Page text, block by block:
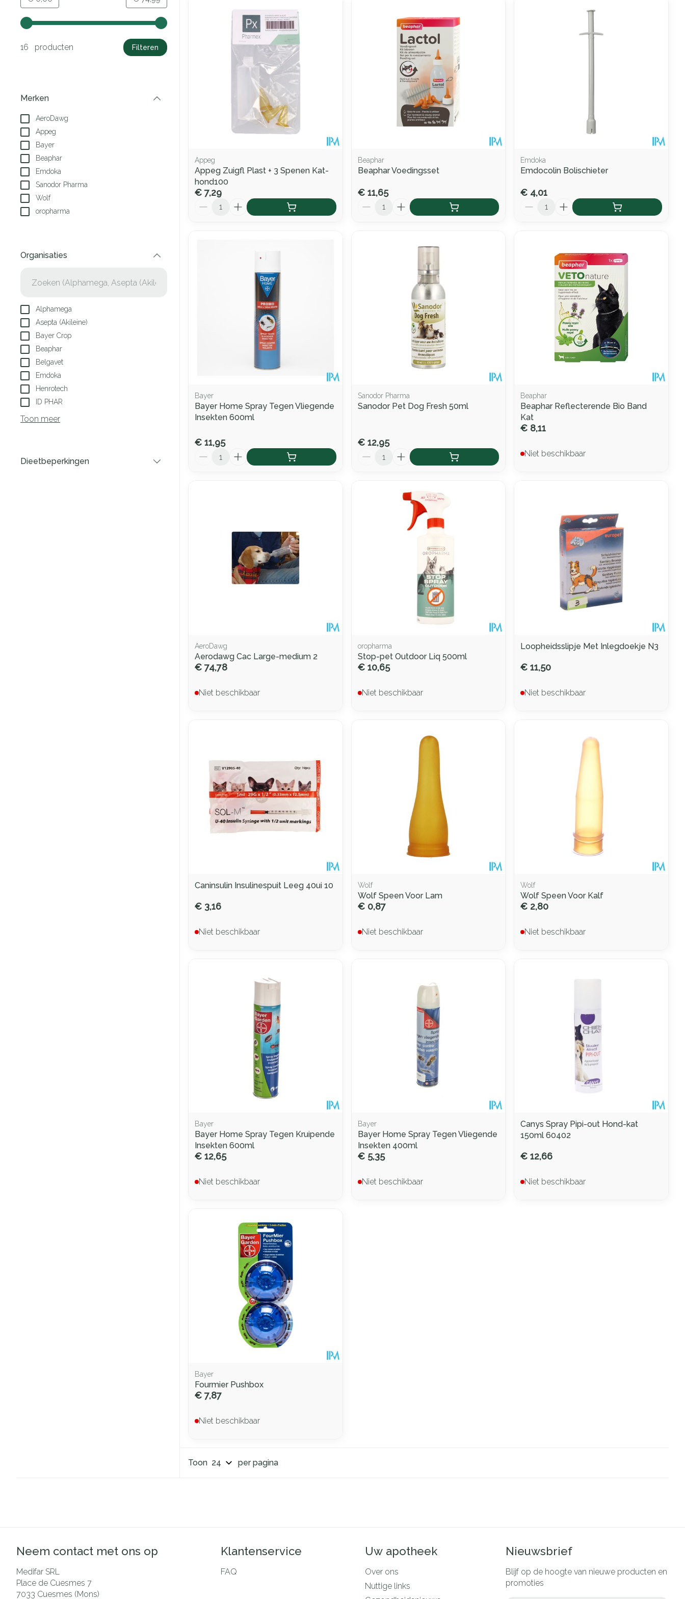
Gebruik de pijltjestoetsen links en rechts om de minimale en maximale prijswaarden aan te passen.
16 producten Filteren
Merken
AeroDawg
Appeg
Bayer
Beaphar
Emdoka
Sanodor Pharma
Wolf
oropharma
Organisaties
Alphamega
Asepta (Akileine)
Bayer Crop
Beaphar
Belgavet
Emdoka
Henrotech
ID PHAR
Toon meer
Dieetbeperkingen
Appeg
Appeg Zuigfl Plast + 3 Spenen Kat-
hond100
€ 7,29
Beaphar
Beaphar Voedingsset
€ 11,65
Emdoka
Emdocolin Bolischieter
€ 4,01
Bayer
Bayer Home Spray Tegen Vliegende
Insekten 600ml
€ 11,95
Sanodor Pharma
Sanodor Pet Dog Fresh 50ml
€ 12,95
Beaphar
Beaphar Reflecterende Bio Band
Kat
€ 8,11
Niet beschikbaar
AeroDawg
Aerodawg Cac Large-medium 2
€ 74,78
Niet beschikbaar
oropharma
Stop-pet Outdoor Liq 500ml
€ 10,65
Niet beschikbaar
Loopheidsslipje Met Inlegdoekje N3
€ 11,50
Niet beschikbaar
Caninsulin Insulinespuit Leeg 40ui 10
€ 3,16
Niet beschikbaar
Wolf
Wolf Speen Voor Lam
€ 0,87
Niet beschikbaar
Wolf
Wolf Speen Voor Kalf
€ 2,80
Niet beschikbaar
Bayer
Bayer Home Spray Tegen Kruipende
Insekten 600ml
€ 12,65
Niet beschikbaar
Bayer
Bayer Home Spray Tegen Vliegende
Insekten 400ml
€ 5,35
Niet beschikbaar
Canys Spray Pipi-out Hond-kat
150ml 60402
€ 12,66
Niet beschikbaar
Bayer
Fourmier Pushbox
€ 7,87
Niet beschikbaar
Toon per pagina
Neem contact met ons op
Medifar SRL
Place de Cuesmes 7
7033 Cuesmes (Mons)
Klantenservice
FAQ
Uw apotheek
Over ons
Nuttige links
Nieuwsbrief
Blijf op de hoogte van nieuwe producten en
promoties